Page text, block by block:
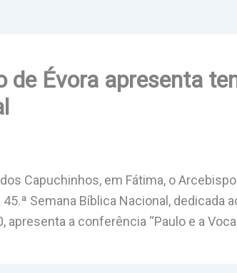
de Évora apresenta
Capuchinhos, em Fátima, o Arcebispo
Semana Bíblica Nacional, dedicada
apresenta a conferência “Paulo e a